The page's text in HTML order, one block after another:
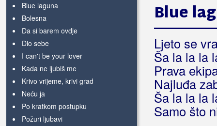
Blue laguna
Bolesna
Da si barem ovdje
Dio sebe
I can't be your lover
Kada ne ljubiš me
Krivo vrijeme, krivi grad
Neću ja
Po kratkom postupku
Požuri ljubavi
Blue
Ljeto se
Ša la la la
Prava
Najluđa
Ša la la la
Samo što